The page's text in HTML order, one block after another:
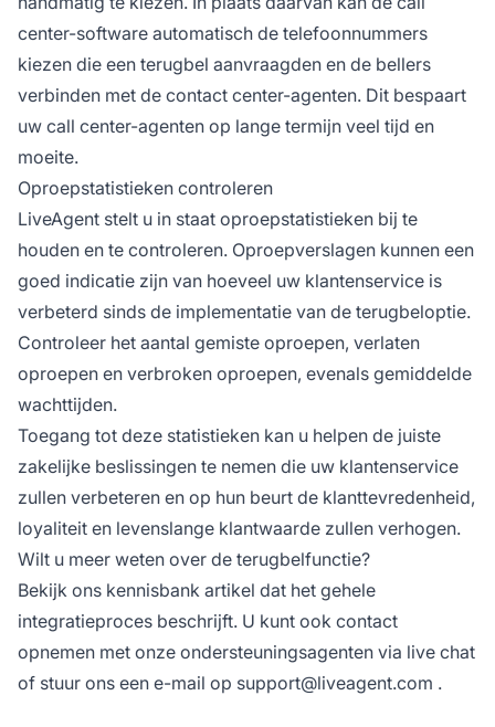
center-software automatisch de telefoonnummers
kiezen die een terugbel aanvraagden en de bellers
verbinden met de contact center-agenten. Dit bespaart
uw call center-agenten op lange termijn veel tijd en
moeite.
Oproepstatistieken controleren
LiveAgent stelt u in staat oproepstatistieken bij te
houden en te controleren. Oproepverslagen kunnen een
goed indicatie zijn van hoeveel uw klantenservice is
verbeterd sinds de implementatie van de terugbeloptie.
Controleer het aantal gemiste oproepen, verlaten
oproepen en verbroken oproepen, evenals gemiddelde
wachttijden.
Toegang tot deze statistieken kan u helpen de juiste
zakelijke beslissingen te nemen die uw klantenservice
zullen verbeteren en op hun beurt de klanttevredenheid,
loyaliteit en levenslange klantwaarde zullen verhogen.
Wilt u meer weten over de terugbelfunctie?
Bekijk ons kennisbank artikel dat het gehele
integratieproces beschrijft. U kunt ook contact
opnemen met onze ondersteuningsagenten via live chat
of stuur ons een e-mail op support@liveagent.com .